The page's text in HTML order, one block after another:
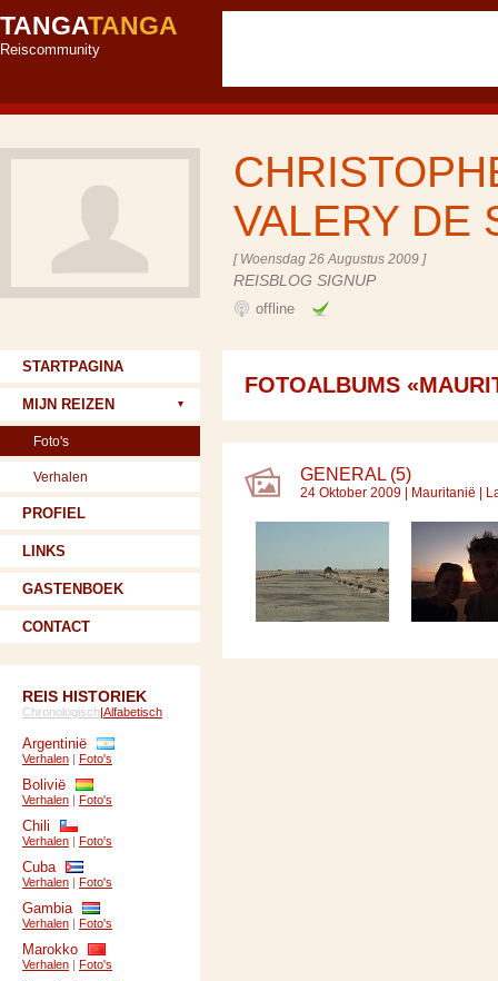
TANGATANGA
Reiscommunity
VALERY DE
[ Woensdag 26 Augustus 2009 ]
REISBLOG SIGNUP
offline
FOTOALBUMS
GENERAL (5)
24 Oktober 2009 | Mauritanië |
STARTPAGINA
MIJN REIZEN
Foto's
Verhalen
PROFIEL
LINKS
GASTENBOEK
CONTACT
REIS HISTORIEK
Chronologisch|Alfabetisch
Argentinië
Verhalen | Foto's
Bolivië
Verhalen | Foto's
Chili
Verhalen | Foto's
Cuba
Verhalen | Foto's
Gambia
Verhalen | Foto's
Marokko
Verhalen | Foto's